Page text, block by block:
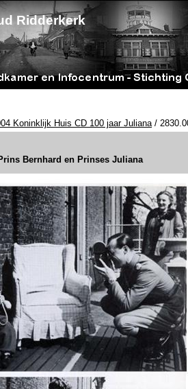
Ridderkerk
Koninklijk Huis CD 100 jaar Juliana/
Bernhard en Prinses Juliana